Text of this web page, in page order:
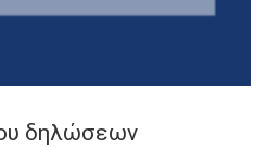
δηλώσεων